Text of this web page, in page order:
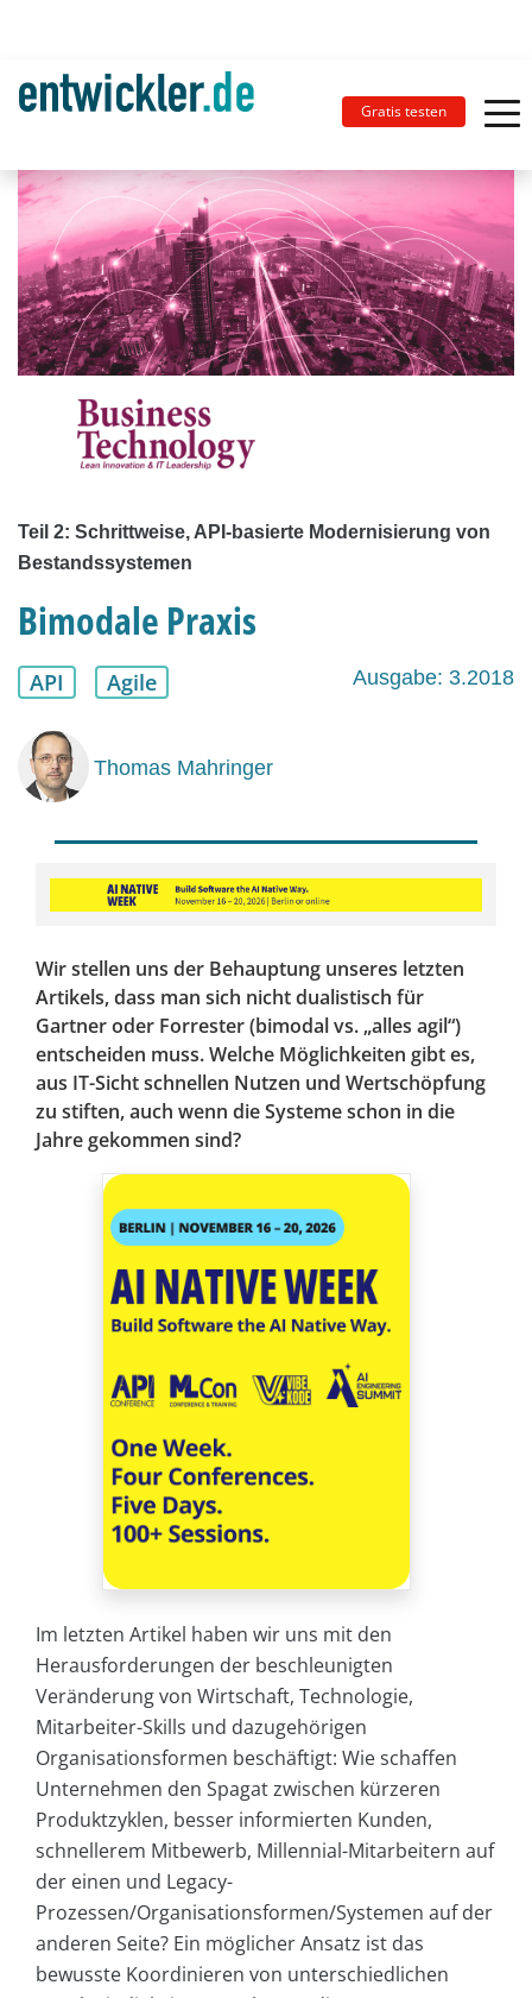
Gratis testen
Teil 2: Schrittweise, API-basierte Modernisierung von
Bestandssystemen
Bimodale Praxis
API Agile Ausgabe: 3.2018
Thomas Mahringer
Wir stellen uns der Behauptung unseres letzten
Artikels, dass man sich nicht dualistisch für
Gartner oder Forrester (bimodal vs. „alles agil“)
entscheiden muss. Welche Möglichkeiten gibt es,
aus IT-Sicht schnellen Nutzen und Wertschöpfung
zu stiften, auch wenn die Systeme schon in die
Jahre gekommen sind?
Im letzten Artikel haben wir uns mit den
Herausforderungen der beschleunigten
Veränderung von Wirtschaft, Technologie,
Mitarbeiter-Skills und dazugehörigen
Organisationsformen beschäftigt: Wie schaffen
Unternehmen den Spagat zwischen kürzeren
Produktzyklen, besser informierten Kunden,
schnellerem Mitbewerb, Millennial-Mitarbeitern auf
der einen und Legacy-
Prozessen/Organisationsformen/Systemen auf der
anderen Seite? Ein möglicher Ansatz ist das
bewusste Koordinieren von unterschiedlichen